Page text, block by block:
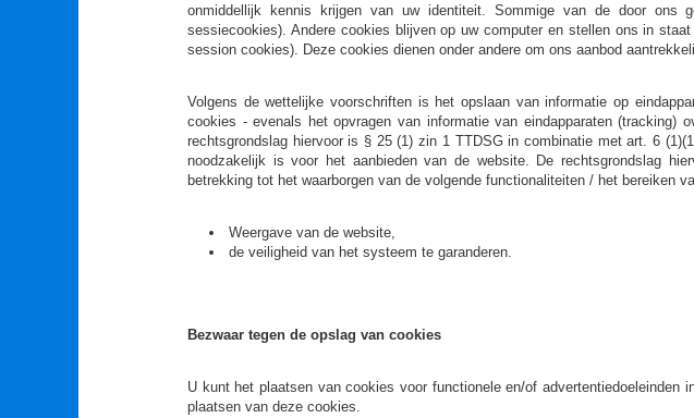
onmiddellijk kennis krijgen van uw identiteit. Sommige van de door ons
sessiecookies). Andere cookies blijven op uw computer en stellen ons in
session cookies). Deze cookies dienen onder andere om ons aanbod
Volgens de wettelijke voorschriften is het opslaan van informatie op
cookies - evenals het opvragen van informatie van eindapparaten
rechtsgrondslag hiervoor is § 25 (1) zin 1 TTDSG in combinatie met art. 6
noodzakelijk is voor het aanbieden van de website. De rechtsgrondslag
betrekking tot het waarborgen van de volgende functionaliteiten / het bereiken
Weergave van de website,
de veiligheid van het systeem te garanderen.
Bezwaar tegen de opslag van cookies
U kunt het plaatsen van cookies voor functionele en/of
plaatsen van deze cookies.